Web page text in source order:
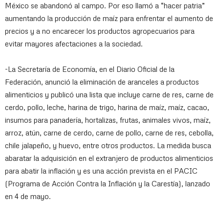
México se abandonó al campo. Por eso llamó a “hacer patria”
aumentando la producción de maíz para enfrentar el aumento de
precios y a no encarecer los productos agropecuarios para
evitar mayores afectaciones a la sociedad.
-La Secretaría de Economía, en el Diario Oficial de la
Federación, anunció la eliminación de aranceles a productos
alimenticios y publicó una lista que incluye carne de res, carne de
cerdo, pollo, leche, harina de trigo, harina de maíz, maíz, cacao,
insumos para panadería, hortalizas, frutas, animales vivos, maíz,
arroz, atún, carne de cerdo, carne de pollo, carne de res, cebolla,
chile jalapeño, y huevo, entre otros productos. La medida busca
abaratar la adquisición en el extranjero de productos alimenticios
para abatir la inflación y es una acción prevista en el PACIC
(Programa de Acción Contra la Inflación y la Carestía), lanzado
en 4 de mayo.